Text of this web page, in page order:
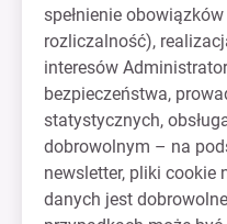
spełnienie
rozliczalność),
interesów
bezpieczeństwa,
statystycznych,
dobrowolnym – na
newsletter, pliki cookie
danych jest